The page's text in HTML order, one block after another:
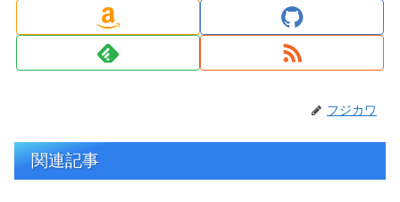
フジカワ
関連記事